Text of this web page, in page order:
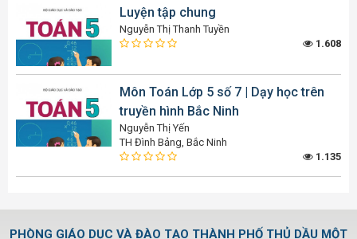
Luyện tập chung
Nguyễn Thị Thanh Tuyền
1.608
Môn Toán Lớp 5 số 7 | Dạy học trên
truyền hình Bắc Ninh
Nguyễn Thị Yến
TH Đình Bảng, Bắc Ninh
1.135
PHÒNG GIÁO DỤC VÀ ĐÀO TẠO THÀNH PHỐ THỦ DẦU MỘT